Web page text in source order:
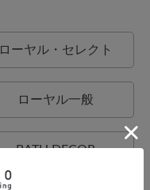
ローヤル・セレクト
ローヤル一般
BATH DECOR